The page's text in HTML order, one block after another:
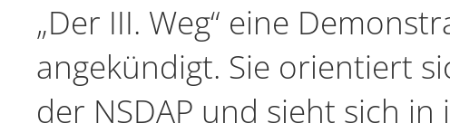
„Der III. Weg“ eine
angekündigt. Sie orientiert
der NSDAP und sieht sich